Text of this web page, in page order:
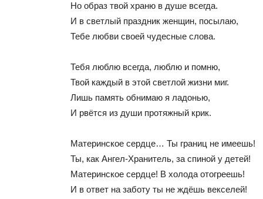
Но образ твой храню в душе всегда.
И в светлый праздник женщин, посылаю,
Тебе любви своей чудесные слова.
Тебя люблю всегда, люблю и помню,
Твой каждый в этой светлой жизни миг.
Лишь память обнимаю я ладонью,
И рвётся из души протяжный крик.
Материнское сердце… Ты границ не имеешь!
Ты, как Ангел-Хранитель, за спиной у детей!
Материнское сердце! В холода отогреешь!
И в ответ на заботу ты не ждёшь векселей!